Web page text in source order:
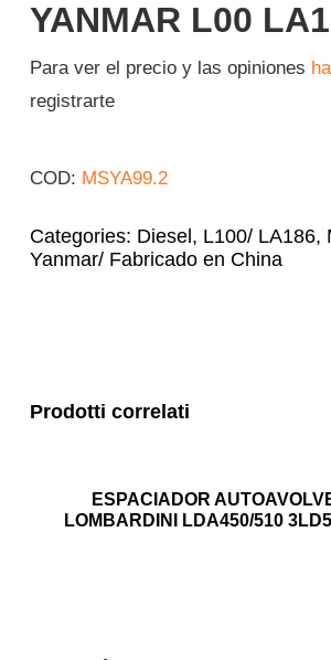
YANMAR L00
Para ver el precio y las opiniones
registrarte
COD: MSYA99.2
Categories: Diesel, L100/ LA186,
Yanmar/ Fabricado en China
Prodotti correlati
ESPACIADOR
LOMBARDINI LDA450/510